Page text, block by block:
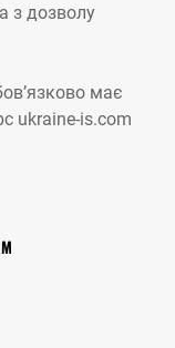
з дозволу
має
ukraine-is.com